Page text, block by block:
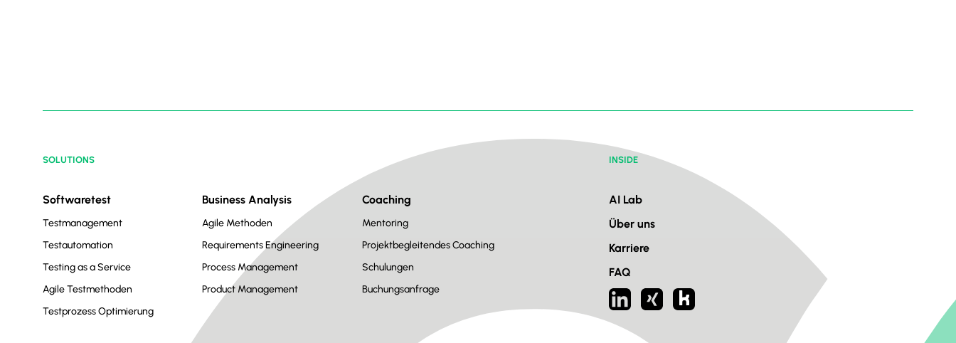
SOLUTIONS
Softwaretest
Testmanagement
Testautomation
Testing as a Service
Agile Testmethoden
Testprozess Optimierung
Business Analysis
Agile Methoden
Requirements Engineering
Process Management
Product Management
Coaching
Mentoring
Projektbegleitendes Coaching
Schulungen
Buchungsanfrage
INSIDE
AI Lab
Über uns
Karriere
FAQ